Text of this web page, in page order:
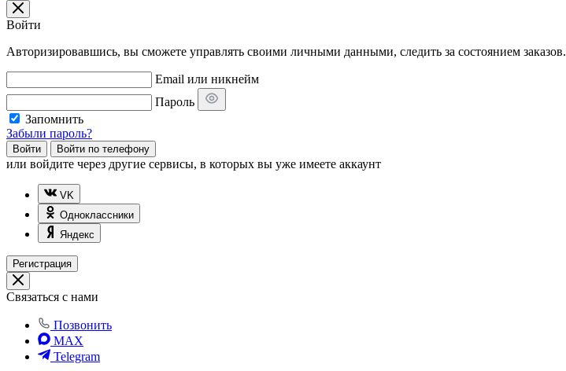
Войти
Авторизировавшись, вы сможете управлять своими личными данными, следить за состоянием заказов.
Email или никнейм
Пароль
Запомнить
Забыли пароль?
Войти Войти по телефону
или войдите через другие сервисы, в которых вы уже имеете аккаунт
VK
Одноклассники
Яндекс
Регистрация
Связаться с нами
Позвонить
MAX
Telegram